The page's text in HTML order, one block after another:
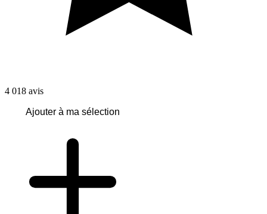
4 018 avis
Ajouter à ma sélection